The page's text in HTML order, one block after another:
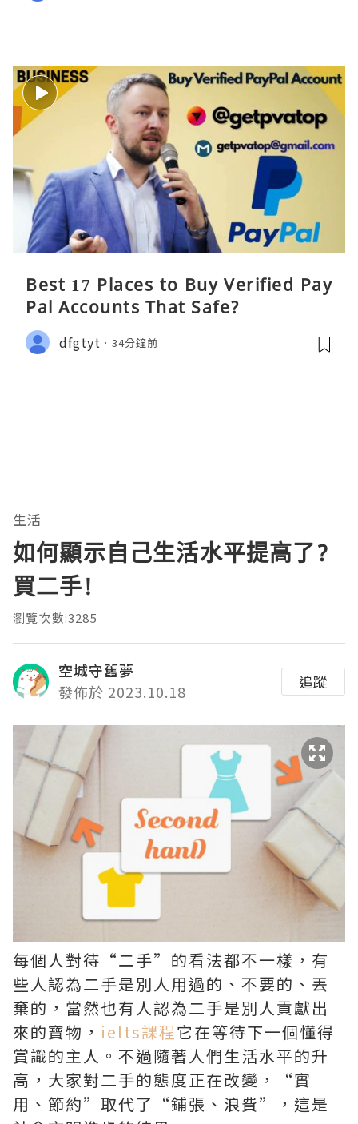
Best 17 Places to Buy Verified Pay
Pal Accounts That Safe?
dfgtyt 34分鐘前
生活
如何顯示自己生活水平提高了?
買二手!
瀏覽次數:3285
空城守舊夢
發佈於 2023.10.18
追蹤
每個人對待“二手”的看法都不一樣，有
些人認為二手是別人用過的、不要的、丟
棄的，當然也有人認為二手是別人貢獻出
來的寶物， ielts課程它在等待下一個懂得
賞識的主人。不過隨著人們生活水平的升
高，大家對二手的態度正在改變，“實
用、節約”取代了“鋪張、浪費”，這是